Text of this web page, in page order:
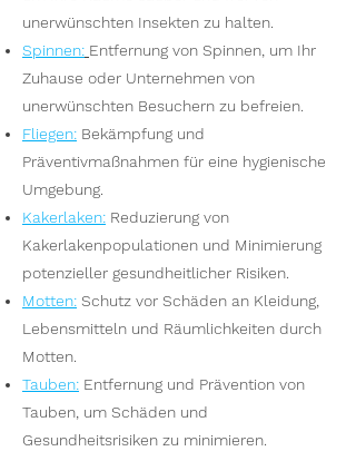
unerwünschten Insekten zu halten.
Spinnen: Entfernung von Spinnen, um Ihr
Zuhause oder Unternehmen von
unerwünschten Besuchern zu befreien.
Fliegen: Bekämpfung und
Präventivmaßnahmen für eine hygienische
Umgebung.
Kakerlaken: Reduzierung von
Kakerlakenpopulationen und Minimierung
potenzieller gesundheitlicher Risiken.
Motten: Schutz vor Schäden an Kleidung,
Lebensmitteln und Räumlichkeiten durch
Motten.
Tauben: Entfernung und Prävention von
Tauben, um Schäden und
Gesundheitsrisiken zu minimieren.